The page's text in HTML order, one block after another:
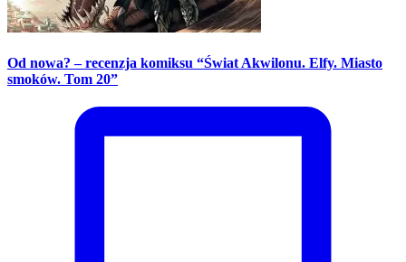
Od nowa? – recenzja komiksu “Świat Akwilonu. Elfy. Miasto
smoków. Tom 20”